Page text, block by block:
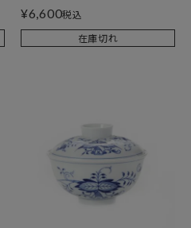
¥6,600税込
在庫切れ